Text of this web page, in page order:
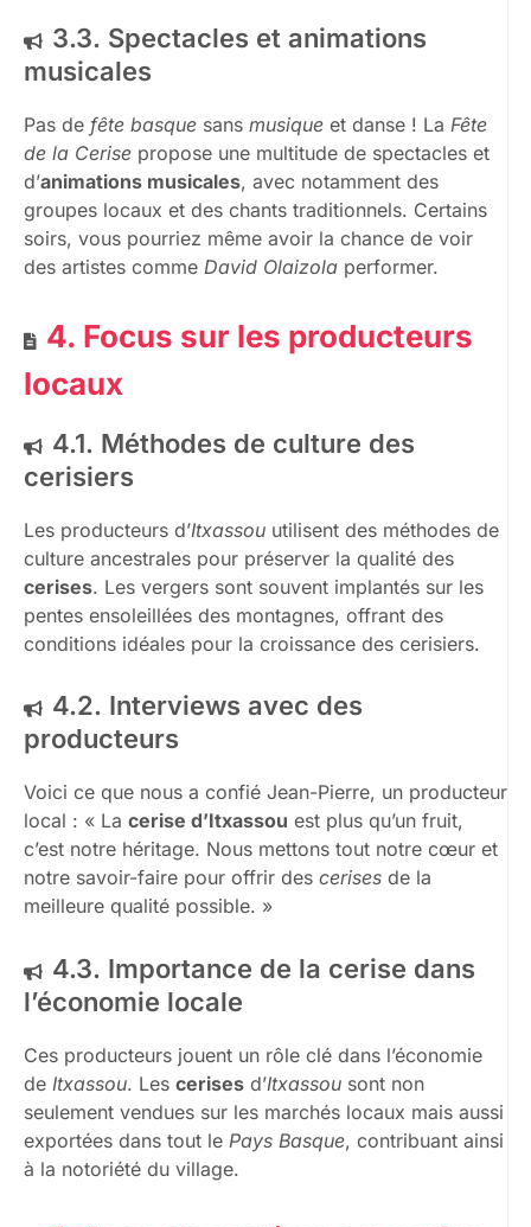
3.3. Spectacles et animations
musicales
Pas de fête basque sans musique et danse ! La Fête
de la Cerise propose une multitude de spectacles et
d’animations musicales, avec notamment des
groupes locaux et des chants traditionnels. Certains
soirs, vous pourriez même avoir la chance de voir
des artistes comme David Olaizola performer.
4. Focus sur les producteurs
locaux
4.1. Méthodes de culture des
cerisiers
Les producteurs d’Itxassou utilisent des méthodes de
culture ancestrales pour préserver la qualité des
cerises. Les vergers sont souvent implantés sur les
pentes ensoleillées des montagnes, offrant des
conditions idéales pour la croissance des cerisiers.
4.2. Interviews avec des
producteurs
Voici ce que nous a confié Jean-Pierre, un producteur
local : « La cerise d’Itxassou est plus qu’un fruit,
c’est notre héritage. Nous mettons tout notre cœur et
notre savoir-faire pour offrir des cerises de la
meilleure qualité possible. »
4.3. Importance de la cerise dans
l’économie locale
Ces producteurs jouent un rôle clé dans l’économie
de Itxassou. Les cerises d’Itxassou sont non
seulement vendues sur les marchés locaux mais aussi
exportées dans tout le Pays Basque, contribuant ainsi
à la notoriété du village.